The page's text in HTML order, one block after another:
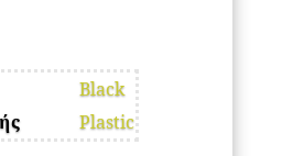
Black
Plastic